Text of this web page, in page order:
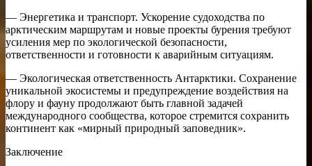
— Энергетика и транспорт. Ускорение судоходства по
арктическим маршрутам и новые проекты бурения требуют
усиления мер по экологической безопасности,
ответственности и готовности к аварийным ситуациям.
— Экологическая ответственность Антарктики. Сохранение
уникальной экосистемы и предупреждение воздействия на
флору и фауну продолжают быть главной задачей
международного сообщества, которое стремится сохранить
континент как «мирный природный заповедник».
Заключение